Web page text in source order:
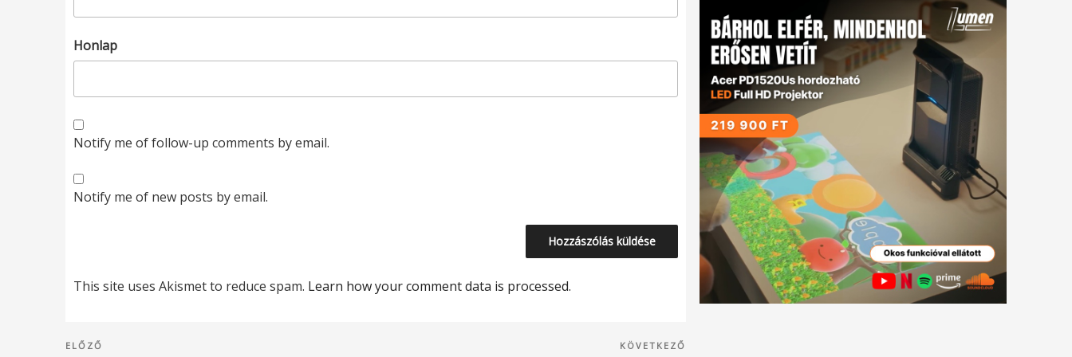
Honlap
Notify me of follow-up comments by email.
Notify me of new posts by email.
This site uses Akismet to reduce spam. Learn how your comment data is processed.
Bejegyzés
Korábbi
ELŐZŐ KÖVETKEZŐ